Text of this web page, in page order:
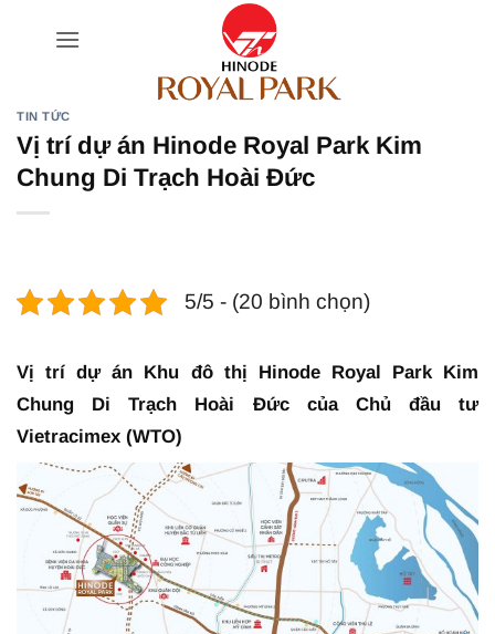
TIN TỨC
Vị trí dự án Hinode Royal Park Kim
Chung Di Trạch Hoài Đức
5/5 - (20 bình chọn)
Vị trí dự án Khu đô thị Hinode Royal Park Kim
Chung Di Trạch Hoài Đức của Chủ đầu tư
Vietracimex (WTO)